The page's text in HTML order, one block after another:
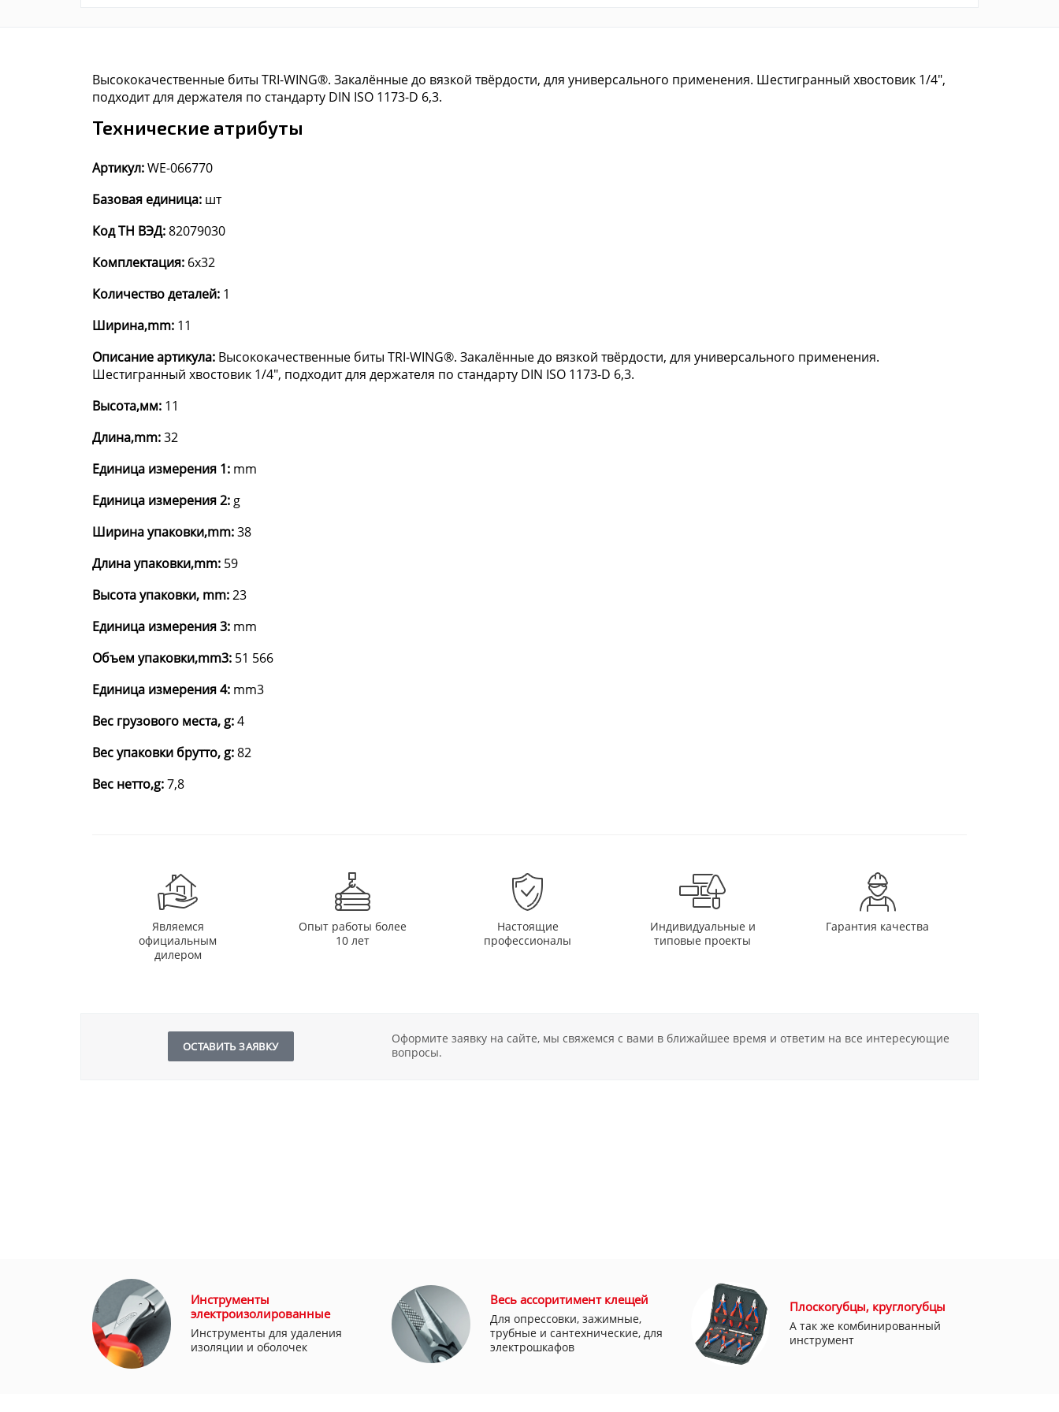
Высококачественные биты TRI-WING®. Закалённые до вязкой твёрдости, для универсального применения. Шестигранный хвостовик 1/4",
подходит для держателя по стандарту DIN ISO 1173-D 6,3.
Технические атрибуты
Артикул:WE-066770
Базовая единица: шт
Код ТН ВЭД:82079030
Комплектация: 6x32
Количество деталей: 1
Ширина,mm: 11
Описание артикула: Высококачественные биты TRI-WING®. Закалённые до вязкой твёрдости, для универсального применения.
Шестигранный хвостовик 1/4", подходит для держателя по стандарту DIN ISO 1173-D 6,3.
Высота,мм: 11
Длина,mm:32
Единица измерения 1: mm
Единица измерения 2: g
Ширина упаковки,mm:38
Длина упаковки,mm: 59
Высота упаковки, mm:23
Единица измерения 3: mm
Объем упаковки,mm3: 51 566
Единица измерения 4: mm3
Вес грузового места, g:4
Вес упаковки брутто, g:82
Вес нетто,g:7,8
Являемся
официальным
дилером
Опыт работы более
10 лет
Настоящие
профессионалы
Индивидуальные и
типовые проекты
Гарантия качества
ОСТАВИТЬ ЗАЯВКУ
Оформите заявку на сайте, мы свяжемся с вами в ближайшее время и ответим на все интересующие
вопросы.
Инструменты
электроизолированные
Инструменты для удаления
изоляции и оболочек
Весь ассоритимент клещей
Для опрессовки, зажимные,
трубные и сантехнические, для
электрошкафов
Плоскогубцы, круглогубцы
А так же комбинированный
инструмент